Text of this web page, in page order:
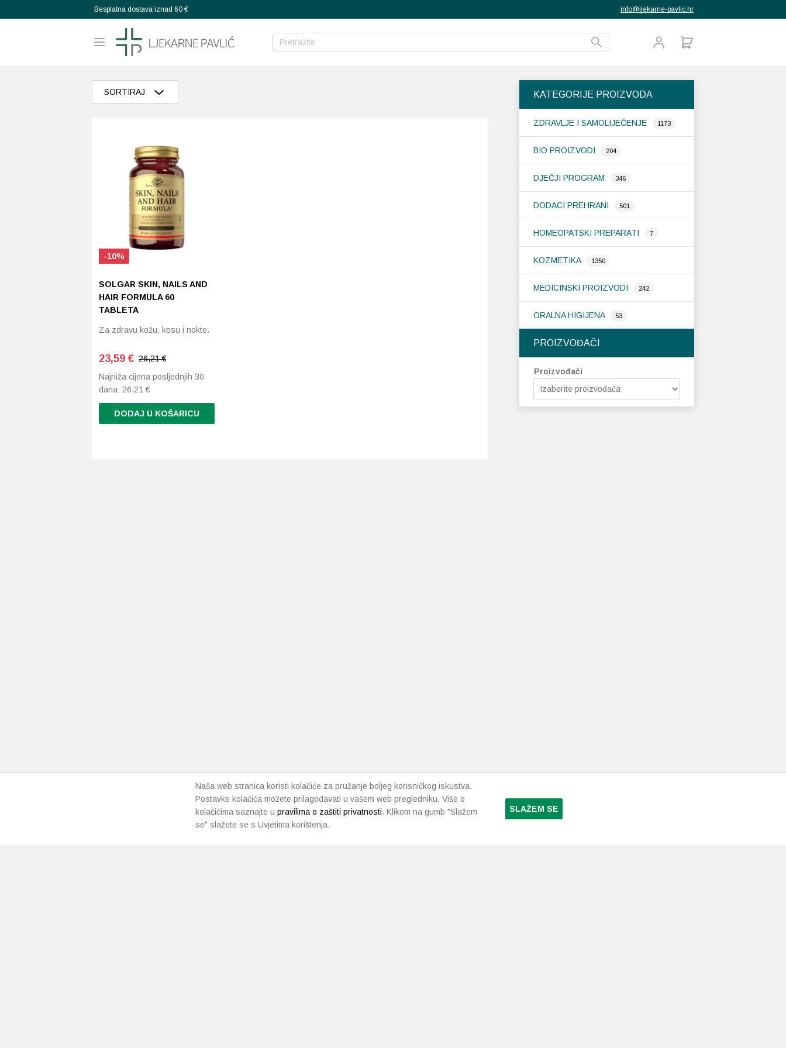
Besplatna dostava iznad 60 € info@ljekarne-pavlic.hr
KATEGORIJE PROIZVODA
ZDRAVLJE I SAMOLIJEČENJE 1173
BIO PROIZVODI 204
DJEČJI PROGRAM 346
DODACI PREHRANI 501
HOMEOPATSKI PREPARATI 7
KOZMETIKA 1350
MEDICINSKI PROIZVODI 242
ORALNA HIGIJENA 53
PROIZVOĐAČI
Proizvođači
SORTIRAJ
Razvrstaj po prosječnoj ocjeni
Poredaj od zadnjeg
Razvrstaj po cijeni: manje do veće
Razvrstaj po cijeni: veće do manje
Poredaj po abecedi: A-Z
-10%
SOLGAR SKIN, NAILS AND
HAIR FORMULA 60
TABLETA
Za zdravu kožu, kosu i nokte.
23,59 € 26,21 €
Najniža cijena posljednjih 30
dana: 26,21 €
DODAJ U KOŠARICU
Naša web stranica koristi kolačiće za pružanje boljeg korisničkog iskustva.
Postavke kolačića možete prilagođavati u vašem web pregledniku. Više o
kolačićima saznajte u pravilima o zaštiti privatnosti. Klikom na gumb "Slažem
se" slažete se s Uvjetima korištenja.
SLAŽEM SE